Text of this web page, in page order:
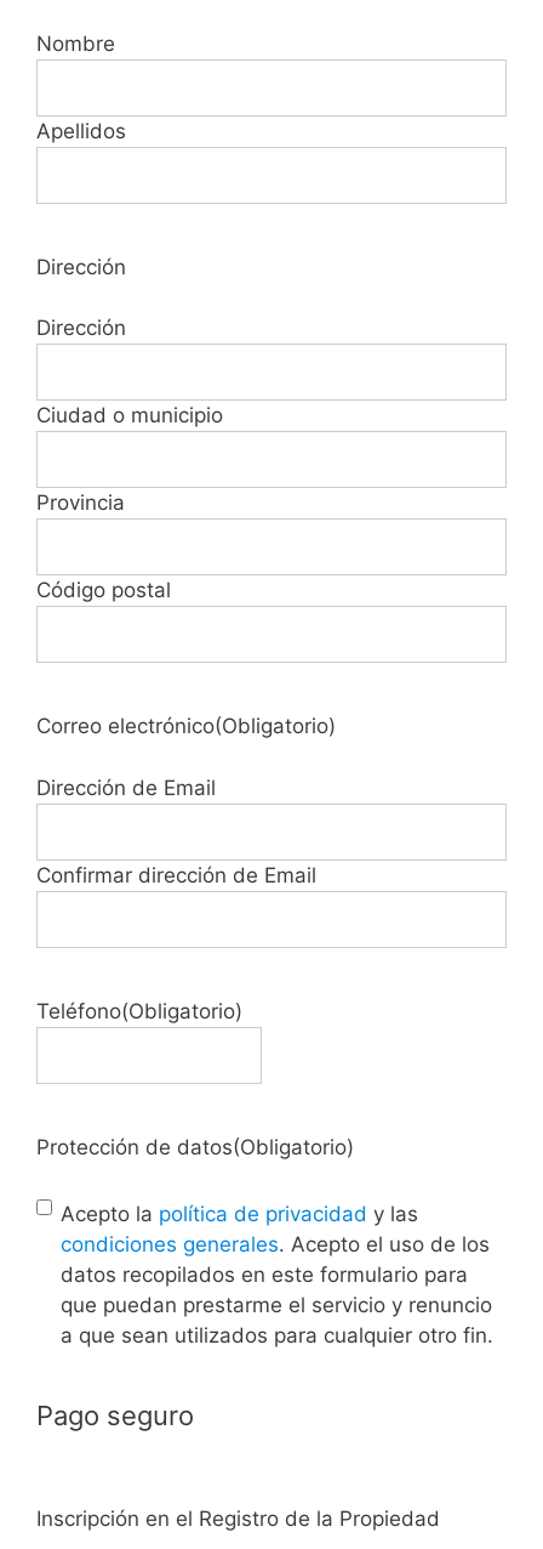
Nombre
Apellidos
Dirección
Dirección
Ciudad o municipio
Provincia
Código postal
Correo electrónico(Obligatorio)
Dirección de Email
Confirmar dirección de Email
Teléfono(Obligatorio)
Protección de datos(Obligatorio)
Acepto la política de privacidad y las
condiciones generales. Acepto el uso de los
datos recopilados en este formulario para
que puedan prestarme el servicio y renuncio
a que sean utilizados para cualquier otro fin.
Pago seguro
Inscripción en el Registro de la Propiedad